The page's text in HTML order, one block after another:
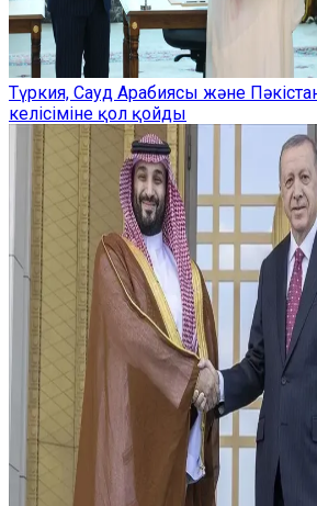
Түркия, Сауд Арабиясы және
келісіміне қол қойды